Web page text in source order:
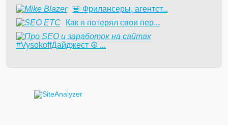
​🚨 Фрилансеры, агентст...
Как я потерял свои пер...
#VysokoffДайджест ☮️ ...